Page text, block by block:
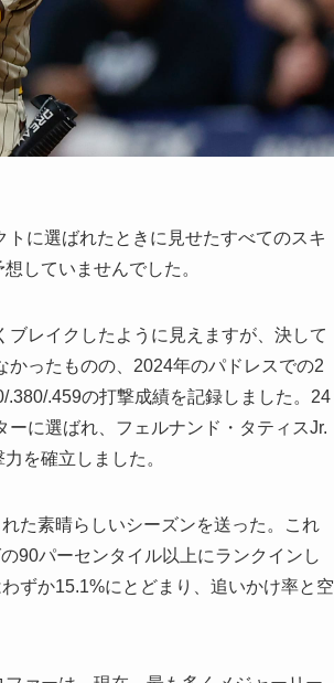
に選ばれたときに見せたすべてのスキ
していませんでした。
レイクしたように見えますが、決して
ったものの、2024年のパドレスでの2
.459の打撃成績を記録しました。24
に選ばれ、フェルナンド・タティスJr.
を確立しました。
た素晴らしいシーズンを送った。これ
90パーセンタイル以上にランクインし
ずか15.1%にとどまり、追いかけ率と空